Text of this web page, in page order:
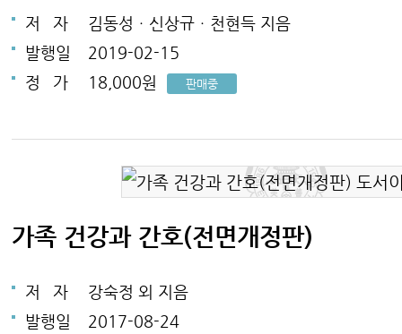
저 자
김동성ㆍ신상규ㆍ천현득 지음
발행일
2019-02-15
정
가 18,000원 판매중
가족 건강과 간호(전면개정판)
저 자
강숙정 외 지음
발행일
2017-08-24